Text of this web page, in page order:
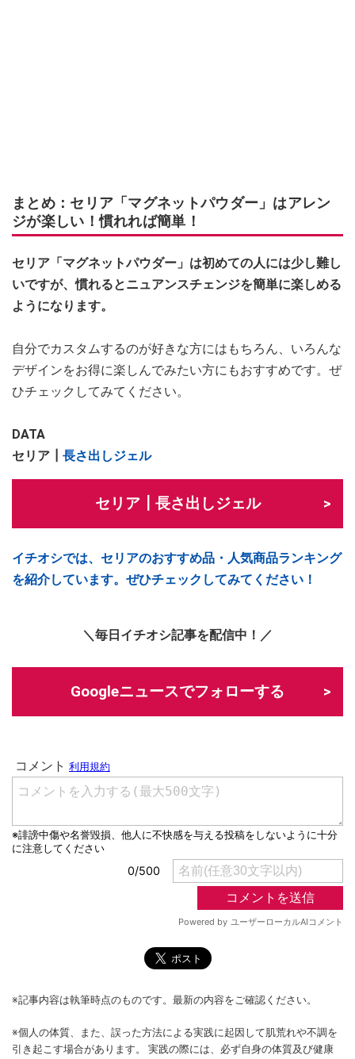
まとめ：セリア「マグネットパウダー」はアレン
ジが楽しい！慣れれば簡単！
セリア「マグネットパウダー」は初めての人には少し難し
いですが、慣れるとニュアンスチェンジを簡単に楽しめる
ようになります。
自分でカスタムするのが好きな方にはもちろん、いろんな
デザインをお得に楽しんでみたい方にもおすすめです。ぜ
ひチェックしてみてください。
DATA
セリア┃ 長さ出しジェル
セリア┃長さ出しジェル
イチオシでは、セリアのおすすめ品・人気商品ランキング
を紹介しています。ぜひチェックしてみてください！
＼毎日イチオシ記事を配信中！／
Googleニュースでフォローする
※記事内容は執筆時点のものです。最新の内容をご確認ください。
※個人の体質、また、誤った方法による実践に起因して肌荒れや不調を
引き起こす場合があります。 実践の際には、必ず自身の体質及び健康